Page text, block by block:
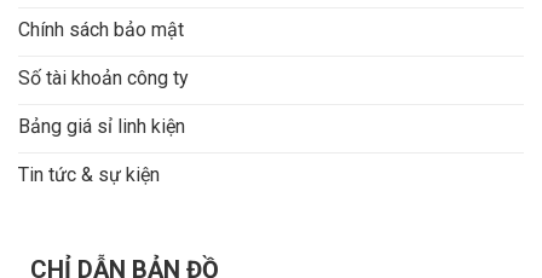
Chính sách bảo mật
Số tài khoản công ty
Bảng giá sỉ linh kiện
Tin tức & sự kiện
CHỈ DẪN BẢN ĐỒ